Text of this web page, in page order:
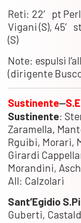
Reti: 22′ pt
Vigani (S), 45′
(S)
Note: espulsi
(dirigente
Sustinente–
Sustinente:
Zaramella,
Rguibi, Morari,
Girardi
Morandini,
All: Calzolari
Sant’Egidio
Guberti,